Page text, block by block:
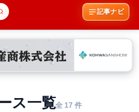
記事ナビ
ス一覧全 17 件